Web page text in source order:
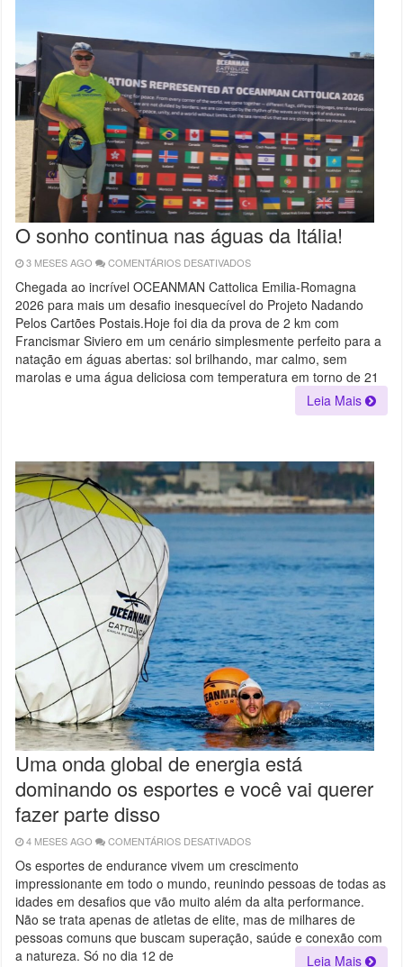
O sonho continua nas águas da Itália!
3 MESES AGO COMENTÁRIOS DESATIVADOS
SONHO
CONTINUA
NAS
ÁGUAS
DA
ITÁLIA!
Chegada ao incrível OCEANMAN Cattolica Emilia-Romagna
2026 para mais um desafio inesquecível do Projeto Nadando
Pelos Cartões Postais.Hoje foi dia da prova de 2 km com
Francismar Siviero em um cenário simplesmente perfeito para a
natação em águas abertas: sol brilhando, mar calmo, sem
marolas e uma água deliciosa com temperatura em torno de 21
Leia Mais
Uma onda global de energia está
dominando os esportes e você vai querer
fazer parte disso
4 MESES AGO COMENTÁRIOS DESATIVADOS
ONDA
GLOBAL
DE
ENERGIA
ESTÁ
DOMINANDO
OS
ESPORTES
E
Os esportes de endurance vivem um crescimento
impressionante em todo o mundo, reunindo pessoas de todas as
idades em desafios que vão muito além da alta performance.
Não se trata apenas de atletas de elite, mas de milhares de
pessoas comuns que buscam superação, saúde e conexão com
a natureza. Só no dia 12 de
Leia Mais